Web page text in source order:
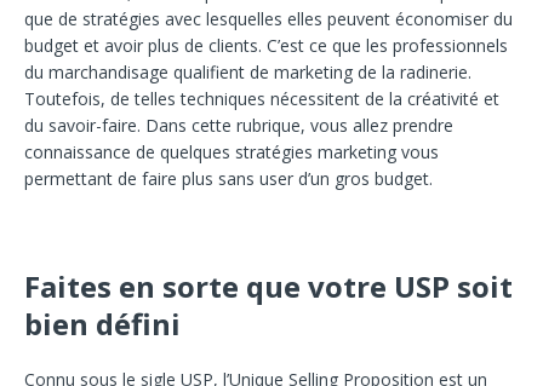
que de stratégies avec lesquelles elles peuvent économiser du
budget et avoir plus de clients. C’est ce que les professionnels
du marchandisage qualifient de marketing de la radinerie.
Toutefois, de telles techniques nécessitent de la créativité et
du savoir-faire. Dans cette rubrique, vous allez prendre
connaissance de quelques stratégies marketing vous
permettant de faire plus sans user d’un gros budget.
Faites en sorte que votre USP soit
bien défini
Connu sous le sigle USP, l’Unique Selling Proposition est un